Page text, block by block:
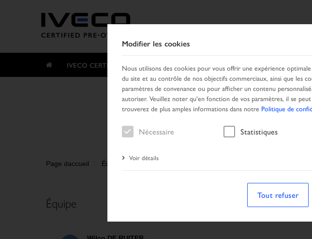
IVECO CERTIFIED PRE-OWNED RECHERCHE NOS PRODUITS
Page daccueil Équipe
Équipe
Modifier les cookies
Nous utilisons des cookies pour vous offrir une expérience
du site et au contrôle de nos objectifs commerciaux, ainsi que les
paramètres de convenance ou pour afficher un contenu
autoriser. Veuillez noter qu'en fonction de vos paramètres, il se
trouverez de plus amples informations dans notre Politique de
Nécessaire Statistiques
Voir détails
Tout refuser